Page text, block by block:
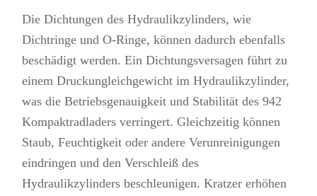
Die Dichtungen des Hydraulikzylinders, wie
Dichtringe und O-Ringe, können dadurch ebenfalls
beschädigt werden. Ein Dichtungsversagen führt zu
einem Druckungleichgewicht im Hydraulikzylinder,
was die Betriebsgenauigkeit und Stabilität des 942
Kompaktradladers verringert. Gleichzeitig können
Staub, Feuchtigkeit oder andere Verunreinigungen
eindringen und den Verschleiß des
Hydraulikzylinders beschleunigen. Kratzer erhöhen